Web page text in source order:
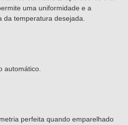
uma uniformidade e a
temperatura desejada.
automático.
perfeita quando emparelhado